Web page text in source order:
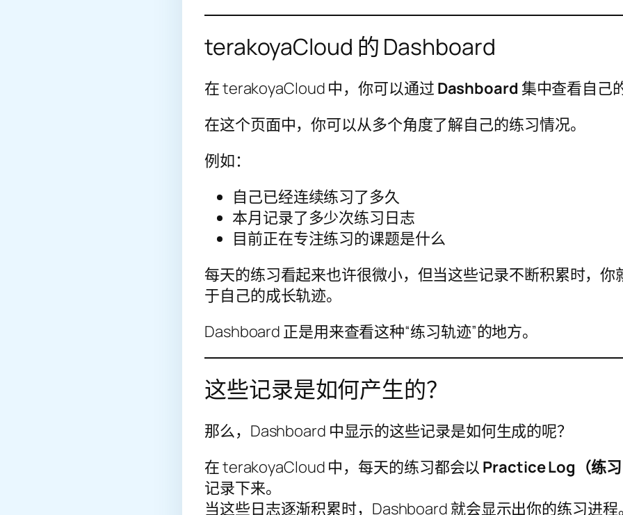
terakoyaCloud 的 Dashboard
在 terakoyaCloud 中，你可以通过 Dashboard 集中查看自己
在这个页面中，你可以从多个角度了解自己的练习情况。
例如：
自己已经连续练习了多久
本月记录了多少次练习日志
目前正在专注练习的课题是什么
每天的练习看起来也许很微小，但当这些记录不断积累时，你
于自己的成长轨迹。
Dashboard 正是用来查看这种“练习轨迹”的地方。
这些记录是如何产生的？
那么，Dashboard 中显示的这些记录是如何生成的呢？
在 terakoyaCloud 中，每天的练习都会以 Practice Log（练
记录下来。
当这些日志逐渐积累时，Dashboard 就会显示出你的练习进程